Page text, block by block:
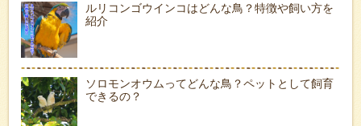
ルリコンゴウインコはどんな鳥？特徴や飼い方を
紹介
ソロモンオウムってどんな鳥？ペットとして飼育
できるの？